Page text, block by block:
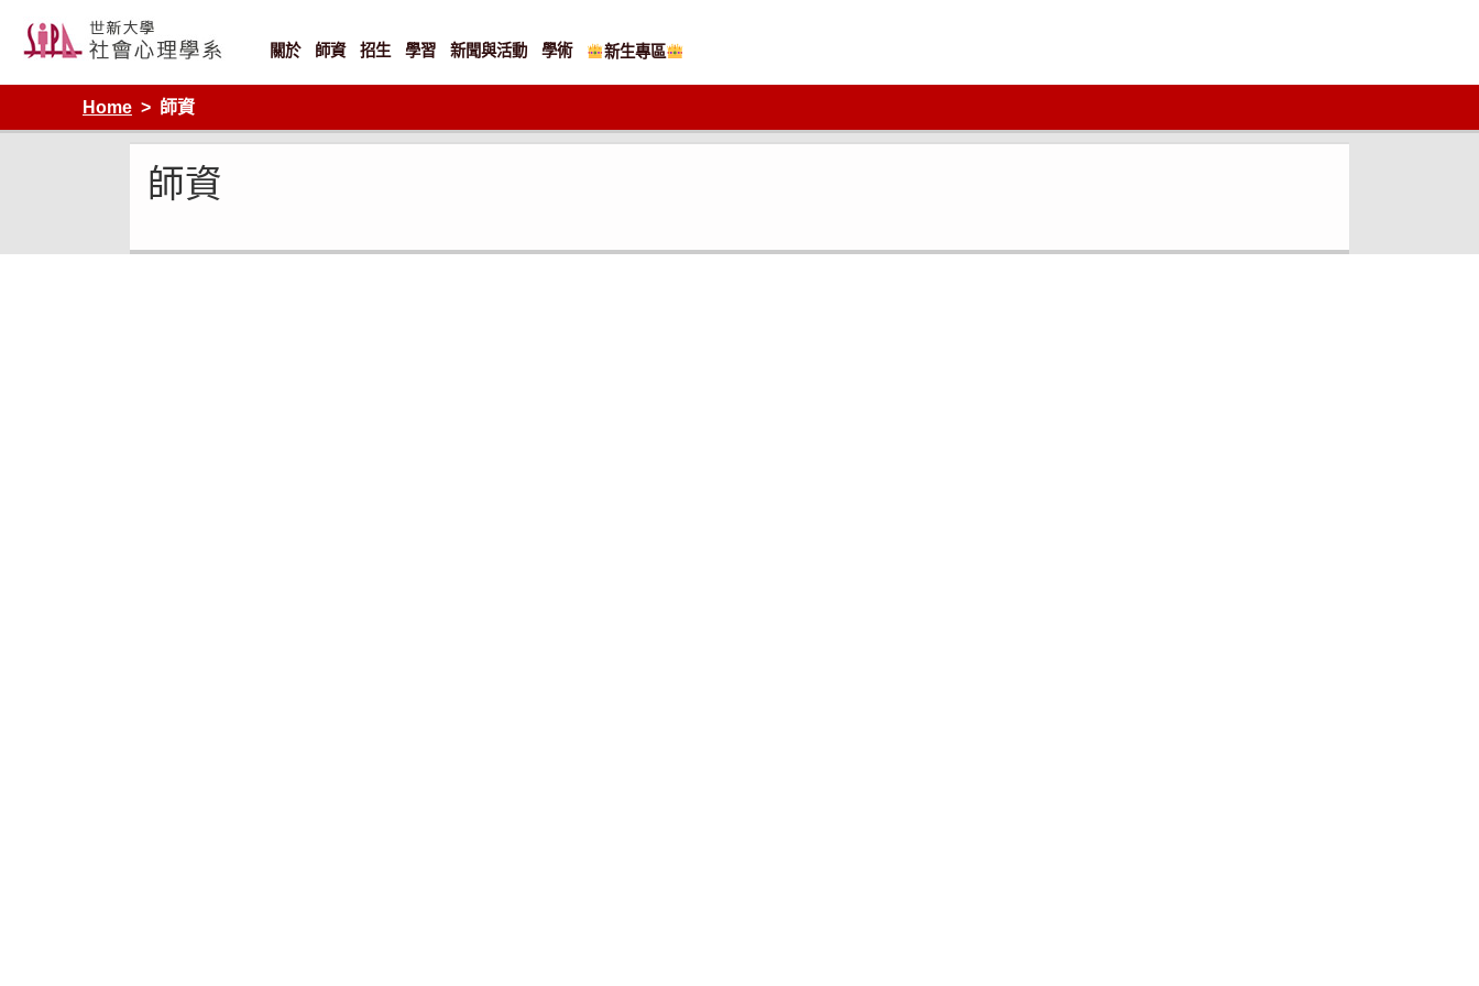
content
關於 師資 招生 學習 新聞與活動 學術 新生專區
Home 師資
師資